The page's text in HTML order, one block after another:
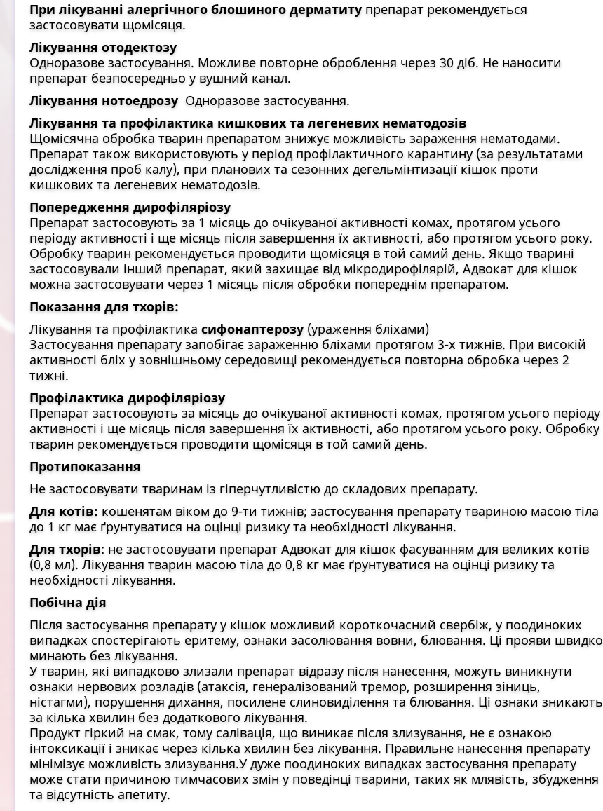
При лікуванні алергічного блошиного дерматиту препарат рекомендується
застосовувати щомісяця.
Лікування отодектозу
Одноразове застосування. Можливе повторне оброблення через 30 діб. Не наносити
препарат безпосередньо у вушний канал.
Лікування нотоедрозу Одноразове застосування.
Лікування та профілактика кишкових та легеневих нематодозів
Щомісячна обробка тварин препаратом знижує можливість зараження нематодами.
Препарат також використовують у період профілактичного карантину (за результатами
дослідження проб калу), при планових та сезонних дегельмінтизації кішок проти
кишкових та легеневих нематодозів.
Попередження дирофіляріозу
Препарат застосовують за 1 місяць до очікуваної активності комах, протягом усього
періоду активності і ще місяць після завершення їх активності, або протягом усього року.
Обробку тварин рекомендується проводити щомісяця в той самий день. Якщо тварині
застосовували інший препарат, який захищає від мікродирофілярій, Адвокат для кішок
можна застосовувати через 1 місяць після обробки попереднім препаратом.
Показання для тхорів:
Лікування та профілактика сифонаптерозу (ураження бліхами)
Застосування препарату запобігає зараженню бліхами протягом 3-х тижнів. При високій
активності бліх у зовнішньому середовищі рекомендується повторна обробка через 2
тижні.
Профілактика дирофіляріозу
Препарат застосовують за місяць до очікуваної активності комах, протягом усього періоду
активності і ще місяць після завершення їх активності, або протягом усього року. Обробку
тварин рекомендується проводити щомісяця в той самий день.
Протипоказання
Не застосовувати тваринам із гіперчутливістю до складових препарату.
Для котів: кошенятам віком до 9-ти тижнів; застосування препарату твариною масою тіла
до 1 кг має ґрунтуватися на оцінці ризику та необхідності лікування.
Для тхорів: не застосовувати препарат Адвокат для кішок фасуванням для великих котів
(0,8 мл). Лікування тварин масою тіла до 0,8 кг має ґрунтуватися на оцінці ризику та
необхідності лікування.
Побічна дія
Після застосування препарату у кішок можливий короткочасний свербіж, у поодиноких
випадках спостерігають еритему, ознаки засолювання вовни, блювання. Ці прояви швидко
минають без лікування.
У тварин, які випадково злизали препарат відразу після нанесення, можуть виникнути
ознаки нервових розладів (атаксія, генералізований тремор, розширення зіниць,
ністагми), порушення дихання, посилене слиновиділення та блювання. Ці ознаки зникають
за кілька хвилин без додаткового лікування.
Продукт гіркий на смак, тому салівація, що виникає після злизування, не є ознакою
інтоксикації і зникає через кілька хвилин без лікування. Правильне нанесення препарату
мінімізує можливість злизування.У дуже поодиноких випадках застосування препарату
може стати причиною тимчасових змін у поведінці тварини, таких як млявість, збудження
та відсутність апетиту.